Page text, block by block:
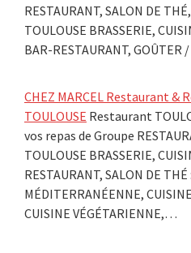
RESTAURANT, SALON DE
TOULOUSE BRASSERIE,
BAR-RESTAURANT, GOÛTER
CHEZ MARCEL Restaurant &
TOULOUSE Restaurant
vos repas de Groupe
TOULOUSE BRASSERIE,
RESTAURANT, SALON DE THÉ
MÉDITERRANÉENNE,
CUISINE VÉGÉTARIENNE,…